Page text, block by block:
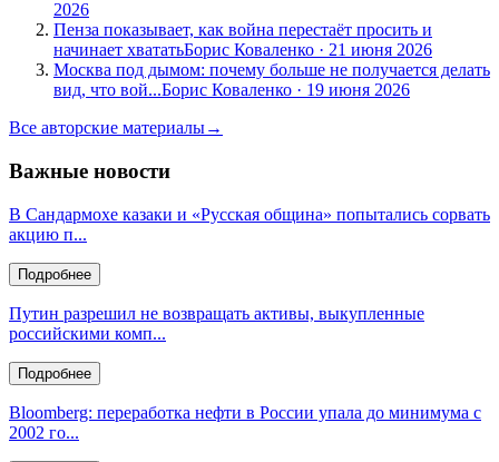
2026
Пенза показывает, как война перестаёт просить и
начинает хвататьБорис Коваленко · 21 июня 2026
Москва под дымом: почему больше не получается делать
вид, что вой...Борис Коваленко · 19 июня 2026
Все авторские материалы→
Важные новости
В Сандармохе казаки и «Русская община» попытались сорвать
акцию п...
Подробнее
Путин разрешил не возвращать активы, выкупленные
российскими комп...
Подробнее
Bloomberg: переработка нефти в России упала до минимума с
2002 го...